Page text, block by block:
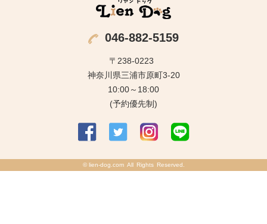
046-882-5159
〒238-0223
神奈川県三浦市原町3-20
10:00～18:00
(予約優先制)
© lien-dog.comAll Rights Reserved.